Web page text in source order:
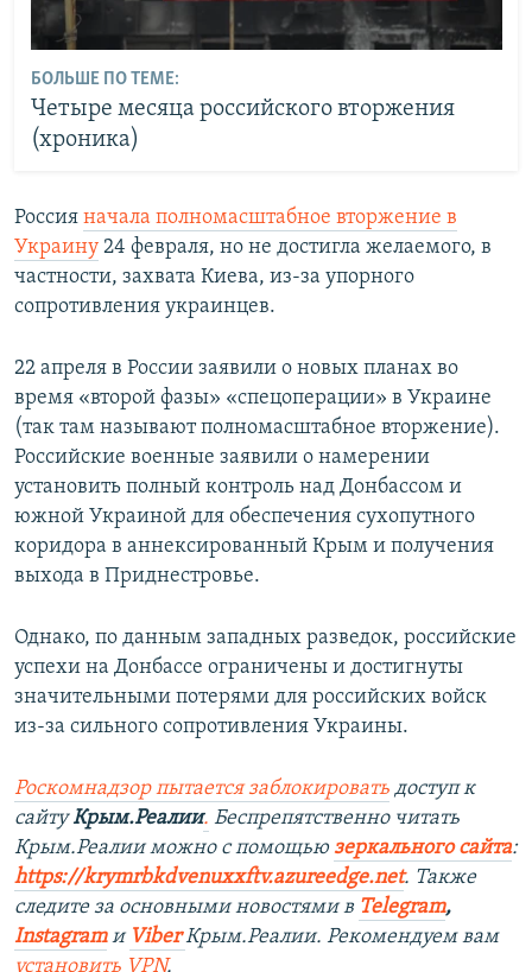
БОЛЬШЕ ПО ТЕМЕ:
Четыре месяца российского вторжения
(хроника)
Россия начала полномасштабное вторжение в
Украину 24 февраля, но не достигла желаемого, в
частности, захвата Киева, из-за упорного
сопротивления украинцев.
22 апреля в России заявили о новых планах во
время «второй фазы» «спецоперации» в Украине
(так там называют полномасштабное вторжение).
Российские военные заявили о намерении
установить полный контроль над Донбассом и
южной Украиной для обеспечения сухопутного
коридора в аннексированный Крым и получения
выхода в Приднестровье.
Однако, по данным западных разведок, российские
успехи на Донбассе ограничены и достигнуты
значительными потерями для российских войск
из-за сильного сопротивления Украины.
Роскомнадзор пытается заблокировать доступ к
сайту Крым.Реалии. Беспрепятственно читать
Крым.Реалии можно с помощью зеркального сайта:
https://krymrbkdvenuxxftv.azureedge.net. Также
следите за основными новостями в Telegram,
Instagram и ViberКрым.Реалии. Рекомендуем вам
установить VPN.